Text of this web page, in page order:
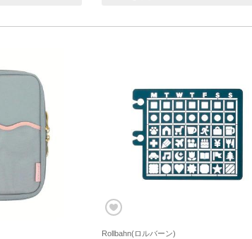
Rollbahn(ロルバーン)